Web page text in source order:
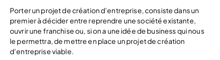
Porter un projet de création d’entreprise, consiste dans un
premier à décider entre reprendre une société existante,
ouvrir une franchise ou, si on a une idée de business qui nous
le permettra, de mettre en place un projet de création
d’entreprise viable.